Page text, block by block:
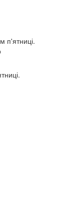
п'ятниці.